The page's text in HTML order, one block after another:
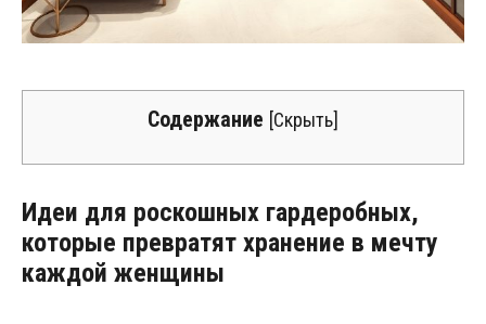
Содержание [Скрыть]
Идеи для роскошных гардеробных,
которые превратят хранение в мечту
каждой женщины